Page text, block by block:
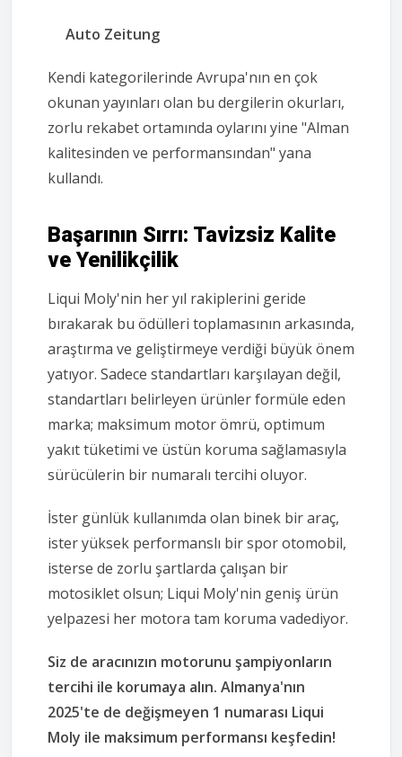
Auto Zeitung
Kendi kategorilerinde Avrupa'nın en çok
okunan yayınları olan bu dergilerin okurları,
zorlu rekabet ortamında oylarını yine "Alman
kalitesinden ve performansından" yana
kullandı.
Başarının Sırrı: Tavizsiz Kalite
ve Yenilikçilik
Liqui Moly'nin her yıl rakiplerini geride
bırakarak bu ödülleri toplamasının arkasında,
araştırma ve geliştirmeye verdiği büyük önem
yatıyor. Sadece standartları karşılayan değil,
standartları belirleyen ürünler formüle eden
marka; maksimum motor ömrü, optimum
yakıt tüketimi ve üstün koruma sağlamasıyla
sürücülerin bir numaralı tercihi oluyor.
İster günlük kullanımda olan binek bir araç,
ister yüksek performanslı bir spor otomobil,
isterse de zorlu şartlarda çalışan bir
motosiklet olsun; Liqui Moly'nin geniş ürün
yelpazesi her motora tam koruma vadediyor.
Siz de aracınızın motorunu şampiyonların
tercihi ile korumaya alın. Almanya'nın
2025'te de değişmeyen 1 numarası Liqui
Moly ile maksimum performansı keşfedin!